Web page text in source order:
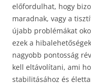
előfordulhat, hogy
maradnak, vagy a
újabb problémákat
ezek a
nagyobb pontosság
kell eltávolítani, ami
stabilitásához és